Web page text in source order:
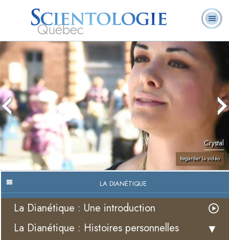
Québec
notre
L. Ron Hubbard
Scientologie ?
Ministres
volontaires
Foire aux
questions
Livres
Crystal
Regarder la vidéo
LA DIANÉTIQUE
La Dianétique : Une introduction
La Dianétique : Histoires personnelles